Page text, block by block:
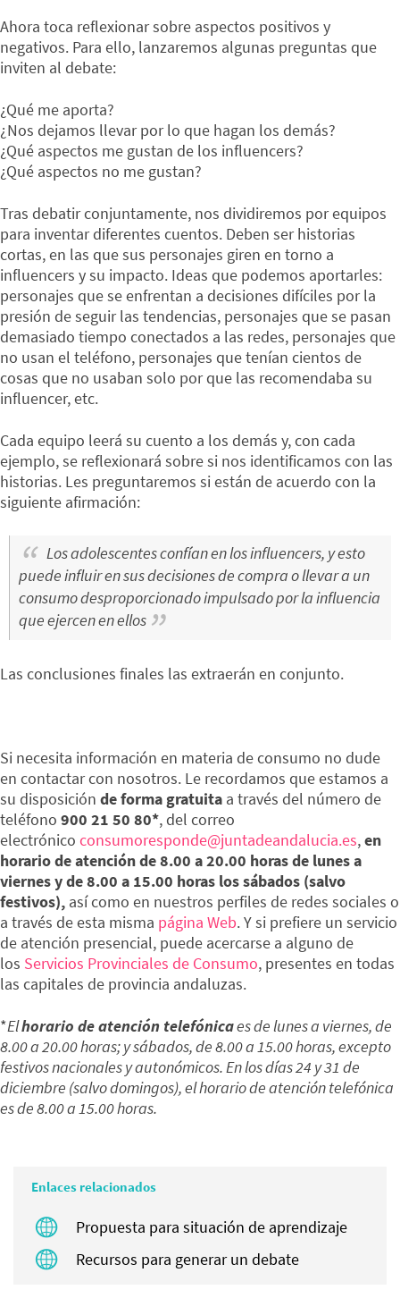
Ahora toca reflexionar sobre aspectos positivos y
negativos. Para ello, lanzaremos algunas preguntas que
inviten al debate:
¿Qué me aporta?
¿Nos dejamos llevar por lo que hagan los demás?
¿Qué aspectos me gustan de los influencers?
¿Qué aspectos no me gustan?
Tras debatir conjuntamente, nos dividiremos por equipos
para inventar diferentes cuentos. Deben ser historias
cortas, en las que sus personajes giren en torno a
influencers y su impacto. Ideas que podemos aportarles:
personajes que se enfrentan a decisiones difíciles por la
presión de seguir las tendencias, personajes que se pasan
demasiado tiempo conectados a las redes, personajes que
no usan el teléfono, personajes que tenían cientos de
cosas que no usaban solo por que las recomendaba su
influencer, etc.
Cada equipo leerá su cuento a los demás y, con cada
ejemplo, se reflexionará sobre si nos identificamos con las
historias. Les preguntaremos si están de acuerdo con la
siguiente afirmación:
Los adolescentes confían en los influencers, y esto
puede influir en sus decisiones de compra o llevar a un
consumo desproporcionado impulsado por la influencia
que ejercen en ellos
Las conclusiones finales las extraerán en conjunto.
Si necesita información en materia de consumo no dude
en contactar con nosotros. Le recordamos que estamos a
su disposición de forma gratuita a través del número de
teléfono 900 21 50 80*, del correo
electrónico consumoresponde@juntadeandalucia.es,en
horario de atención de 8.00 a 20.00 horas de lunes a
viernes y de 8.00 a 15.00 horas los sábados (salvo
festivos), así como en nuestros perfiles de redes sociales o
a través de esta misma página Web. Y si prefiere un servicio
de atención presencial, puede acercarse a alguno de
los Servicios Provinciales de Consumo, presentes en todas
las capitales de provincia andaluzas.
*Elhorario de atención telefónicaes de lunes a viernes, de
8.00 a 20.00 horas; y sábados, de 8.00 a 15.00 horas, excepto
festivos nacionales y autonómicos. En los días 24 y 31 de
diciembre (salvo domingos), el horario de atención telefónica
es de 8.00 a 15.00 horas.
Enlaces relacionados
Propuesta para situación de aprendizaje
Recursos para generar un debate